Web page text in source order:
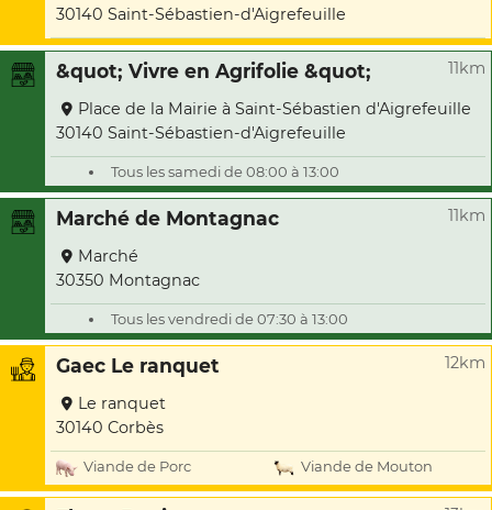
30140 Saint-Sébastien-d'Aigrefeuille
&quot; Vivre en Agrifolie &quot; 11km
Place de la Mairie à Saint-Sébastien d'Aigrefeuille
30140 Saint-Sébastien-d'Aigrefeuille
Tous les samedi de 08:00 à 13:00
Marché de Montagnac 11km
Marché
30350 Montagnac
Tous les vendredi de 07:30 à 13:00
Gaec Le ranquet 12km
Le ranquet
30140 Corbès
Viande de Porc Viande de Mouton